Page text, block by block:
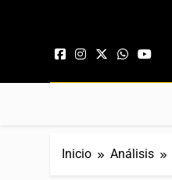
Inicio Análisis